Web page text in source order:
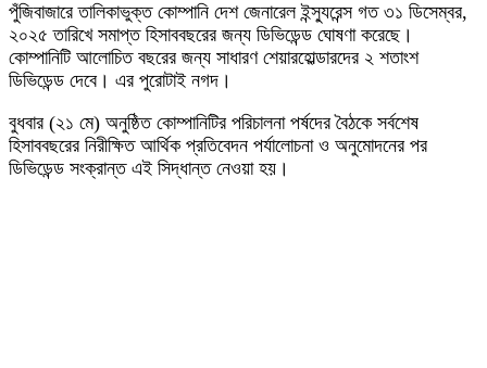
পুঁজিবাজারে তালিকাভুক্ত কোম্পানি দেশ জেনারেল ইন্স্যুরেন্স গত ৩১ ডিসেম্বর,
২০২৫ তারিখে সমাপ্ত হিসাববছরের জন্য ডিভিডেন্ড ঘোষণা করেছে।
কোম্পানিটি আলোচিত বছরের জন্য সাধারণ শেয়ারহোল্ডারদের ২ শতাংশ
ডিভিডেন্ড দেবে। এর পুরোটাই নগদ।
বুধবার (২১ মে) অনুষ্ঠিত কোম্পানিটির পরিচালনা পর্ষদের বৈঠকে সর্বশেষ
হিসাববছরের নিরীক্ষিত আর্থিক প্রতিবেদন পর্যালোচনা ও অনুমোদনের পর
ডিভিডেন্ড সংক্রান্ত এই সিদ্ধান্ত নেওয়া হয়।